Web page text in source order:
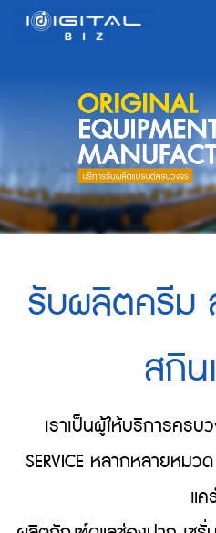
รับผลิตครีม
สกิน
เราเป็นผู้ให้บริการครบ
SERVICE หลากหลายหม
แค